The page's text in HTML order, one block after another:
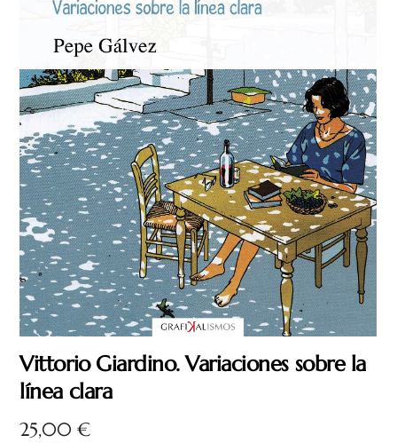
Vittorio Giardino. Variaciones sobre la
línea clara
25,00€